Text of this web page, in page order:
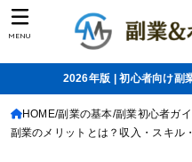
MENU
2026年版 | 初心者向け副
HOME 副業の基本 副業初心者ガ
副業のメリットとは？収入・スキル